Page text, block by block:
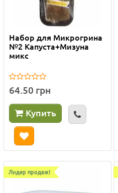
Набор для Микрогрина
№2 Капуста+Мизуна
микс
64.50 грн
Купить
Лидер продаж!